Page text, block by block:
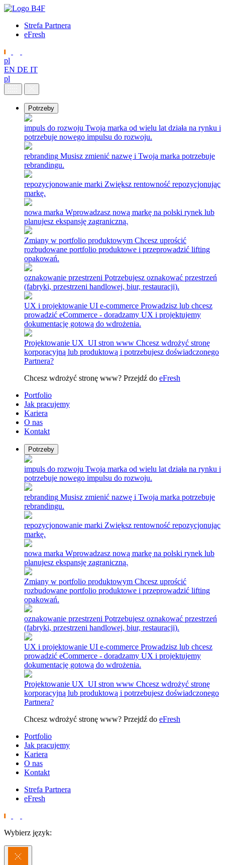
Strefa Partnera
eFresh
pl
EN DE IT
pl
Potrzeby
impuls do rozwoju Twoja marka od wielu lat działa na rynku i
potrzebuje nowego impulsu do rozwoju.
rebranding Musisz zmienić nazwę i Twoja marka potrzebuje
rebrandingu.
repozycjonowanie marki Zwiększ rentowność repozycjonując
markę.
nowa marka Wprowadzasz nową markę na polski rynek lub
planujesz ekspansję zagraniczną.
Zmiany w portfolio produktowym Chcesz uprościć
rozbudowane portfolio produktowe i przeprowadzić lifting
opakowań.
oznakowanie przestrzeni Potrzebujesz oznakować przestrzeń
(fabryki, przestrzeni handlowej, biur, restauracji).
UX i projektowanie UI e-commerce Prowadzisz lub chcesz
prowadzić eCommerce - doradzamy UX i projektujemy
dokumentację gotową do wdrożenia.
Projektowanie UX_UI stron www Chcesz wdrożyć stronę
korporacyjną lub produktową i potrzebujesz doświadczonego
Partnera?
Chcesz wdrożyć stronę www? Przejdź do eFresh
Portfolio
Jak pracujemy
Kariera
O nas
Kontakt
Potrzeby
impuls do rozwoju Twoja marka od wielu lat działa na rynku i
potrzebuje nowego impulsu do rozwoju.
rebranding Musisz zmienić nazwę i Twoja marka potrzebuje
rebrandingu.
repozycjonowanie marki Zwiększ rentowność repozycjonując
markę.
nowa marka Wprowadzasz nową markę na polski rynek lub
planujesz ekspansję zagraniczną.
Zmiany w portfolio produktowym Chcesz uprościć
rozbudowane portfolio produktowe i przeprowadzić lifting
opakowań.
oznakowanie przestrzeni Potrzebujesz oznakować przestrzeń
(fabryki, przestrzeni handlowej, biur, restauracji).
UX i projektowanie UI e-commerce Prowadzisz lub chcesz
prowadzić eCommerce - doradzamy UX i projektujemy
dokumentację gotową do wdrożenia.
Projektowanie UX_UI stron www Chcesz wdrożyć stronę
korporacyjną lub produktową i potrzebujesz doświadczonego
Partnera?
Chcesz wdrożyć stronę www? Przejdź do eFresh
Portfolio
Jak pracujemy
Kariera
O nas
Kontakt
Strefa Partnera
eFresh
Wybierz język: